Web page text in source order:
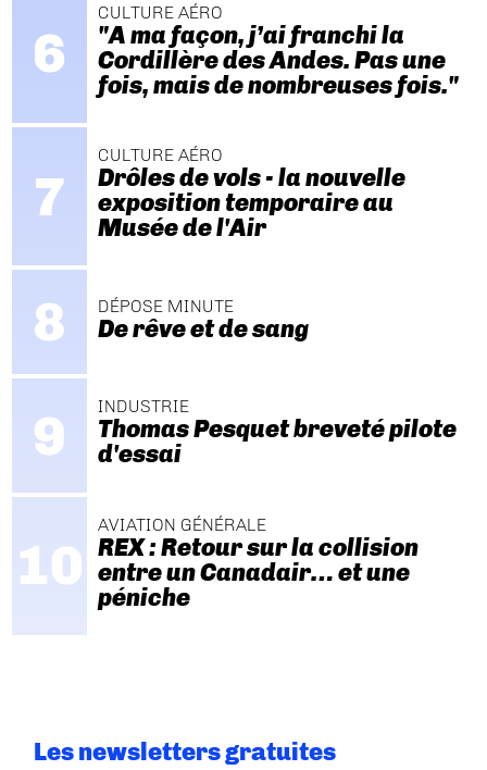
CULTURE AÉRO
"A ma façon, j’ai franchi la
Cordillère des Andes. Pas une
fois, mais de nombreuses fois."
CULTURE AÉRO
Drôles de vols - la nouvelle
exposition temporaire au
Musée de l'Air
DÉPOSE MINUTE
De rêve et de sang
INDUSTRIE
Thomas Pesquet breveté pilote
d'essai
AVIATION GÉNÉRALE
REX : Retour sur la collision
entre un Canadair… et une
péniche
Les newsletters gratuites